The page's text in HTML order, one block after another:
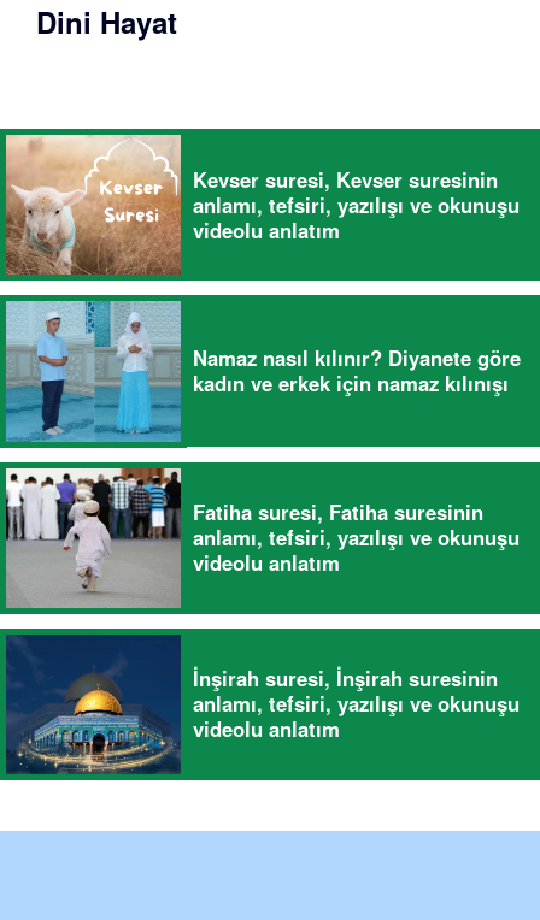
Dini Hayat
Kevser suresi, Kevser suresinin
anlamı, tefsiri, yazılışı ve okunuşu
videolu anlatım
Namaz nasıl kılınır? Diyanete göre
kadın ve erkek için namaz kılınışı
Fatiha suresi, Fatiha suresinin
anlamı, tefsiri, yazılışı ve okunuşu
videolu anlatım
İnşirah suresi, İnşirah suresinin
anlamı, tefsiri, yazılışı ve okunuşu
videolu anlatım